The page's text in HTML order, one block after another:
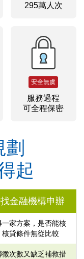
295萬人次
安全無虞
服務過程
可全程保密
起
金融機構申辦
一家方案，是否能核
核貸條件無從比較
徵次數又缺乏補救措